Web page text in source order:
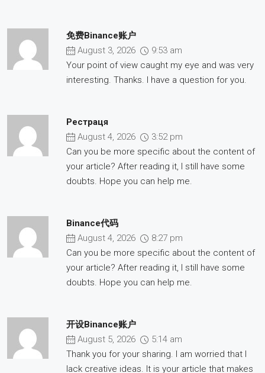
免费Binance账户
August 3, 2026
9:53 am
Your point of view caught my eye and was very
interesting. Thanks. I have a question for you.
Рестраця
August 4, 2026
3:52 pm
Can you be more specific about the content of
your article? After reading it, I still have some
doubts. Hope you can help me.
Binance代码
August 4, 2026
8:27 pm
Can you be more specific about the content of
your article? After reading it, I still have some
doubts. Hope you can help me.
开设Binance账户
August 5, 2026
5:14 am
Thank you for your sharing. I am worried that I
lack creative ideas. It is your article that makes